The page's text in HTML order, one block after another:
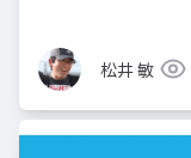
松井 敏